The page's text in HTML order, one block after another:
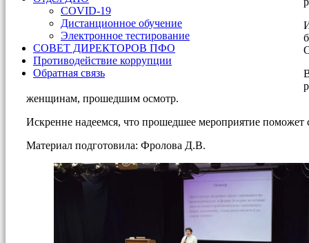
COVID-19
Дистанционное обучение
Электронное тестирование
СОВЕТ ДИРЕКТОРОВ ПФО
Противодействие коррупции
Обратная связь
женщинам, прошедшим осмотр.
Искренне надеемся, что прошедшее мероприятие
Материал подготовила: Фролова Д.В.